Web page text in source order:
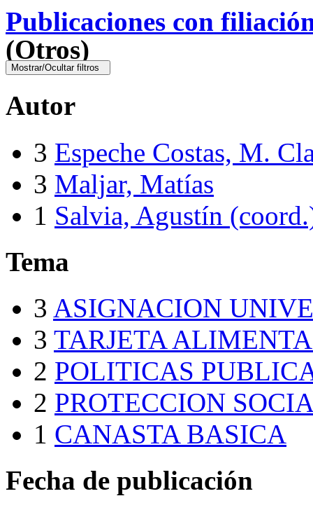
Publicaciones con
(Otros)
Autor
3 Espeche Costas, M.
3 Maljar, Matías
1 Salvia, Agustín
Tema
3 ASIGNACION
3 TARJETA
2 POLITICAS
2 PROTECCION
1 CANASTA BASICA
Fecha de publicación